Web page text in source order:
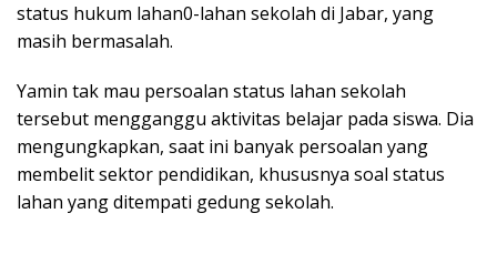
status hukum lahan0-lahan sekolah di Jabar, yang
masih bermasalah.
Yamin tak mau persoalan status lahan sekolah
tersebut mengganggu aktivitas belajar pada siswa. Dia
mengungkapkan, saat ini banyak persoalan yang
membelit sektor pendidikan, khususnya soal status
lahan yang ditempati gedung sekolah.